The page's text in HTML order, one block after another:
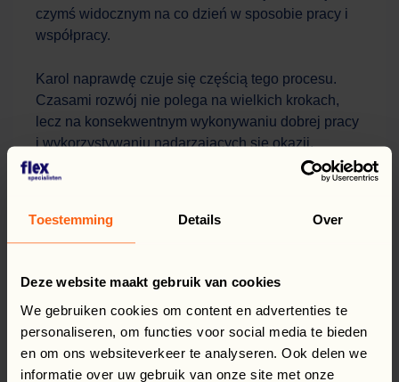
Toestemming Details Over
Deze website maakt gebruik van cookies
We gebruiken cookies om content en advertenties te
personaliseren, om functies voor social media te bieden
en om ons websiteverkeer te analyseren. Ook delen we
informatie over uw gebruik van onze site met onze
czymś widocznym na co dzień w sposobie pracy i
współpracy.
Karol naprawdę czuje się częścią tego procesu.
Czasami rozwój nie polega na wielkich krokach,
lecz na konsekwentnym wykonywaniu dobrej pracy
i wykorzystywaniu nadarzających się okazji.
Udostępnij ten post: Facebook
LinkedInWhatsApp
POWRÓT DO PRZEGLĄDU